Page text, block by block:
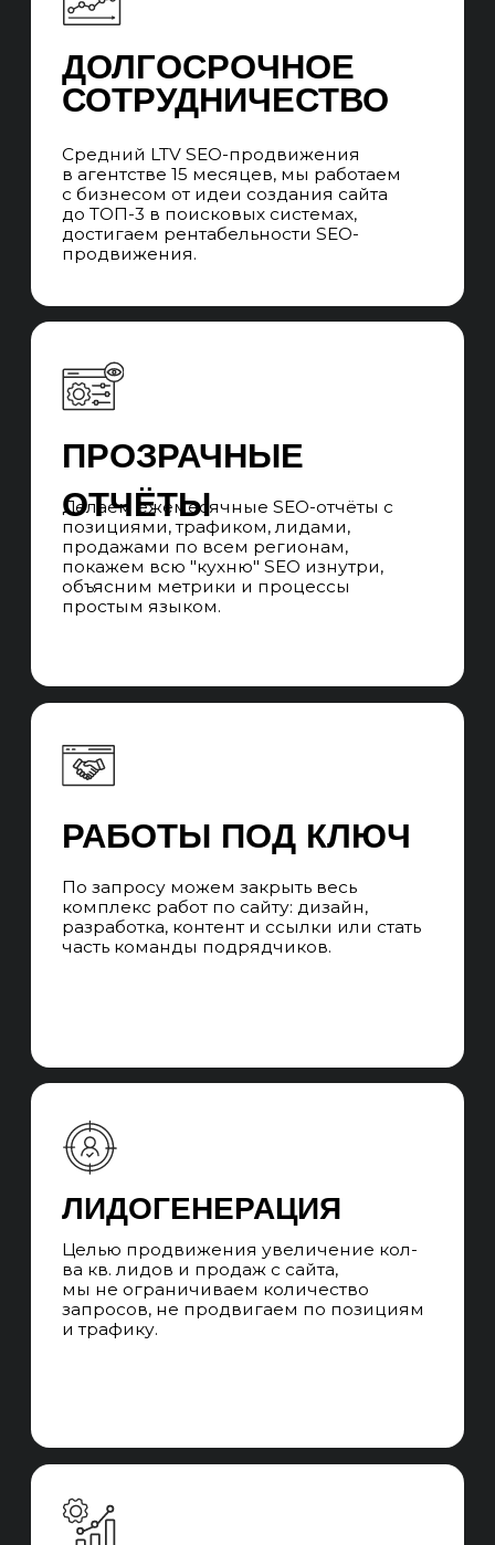
специалистов и SEO-менеджеров. При
уникальных запросах привлекаем
узкопрофильных специалистов на аутсорс.
Система стандартизации качества
и квалификации SEO-специалистов и SEO-
менеджеров. Ротация без потери качества
СТРУКТУРА UNIT
SEO
Структура отдела
Во время сотрудничества вы
взаимодействуете с SEO-менеджером,
выполнения. Забираем работу всех
подрядчиков, которые нужны для SEO-
продвижения.
ПРОЕКТНАЯ SEO-
КОМАНДА